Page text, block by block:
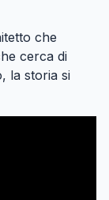
che
cerca di
la storia si